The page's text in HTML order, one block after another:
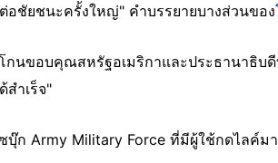
อชัยชนะครั้งใหญ่" คำบรรยายบางส่วนของ
กนขอบคุณสหรัฐอเมริกาและประธานาธิ
ำเร็จ"
บุ๊ก Army Military Force ที่มีผู้ใช้กดไลค์ม